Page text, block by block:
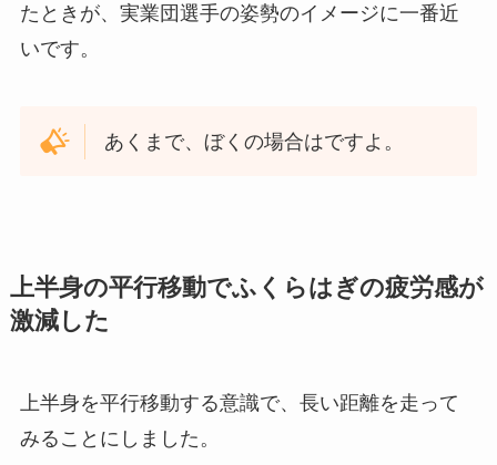
たときが、実業団選手の姿勢のイメージに一番近
いです。
あくまで、ぼくの場合はですよ。
上半身の平行移動でふくらはぎの疲労感が
激減した
上半身を平行移動する意識で、長い距離を走って
みることにしました。